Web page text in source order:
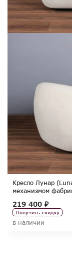
Кресло Лунар
механизмом
219 400 ₽
Получить скидку
в наличии